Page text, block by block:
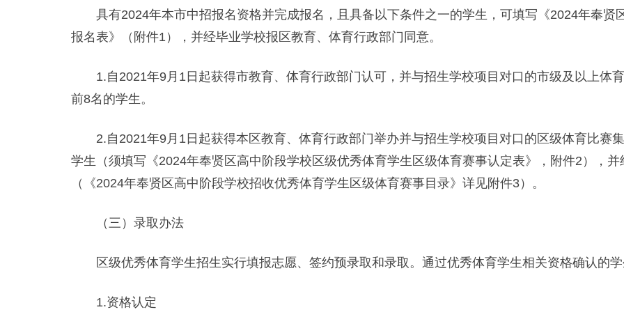
具有2024年本市中招报名资格并完成报名，且具备以下条件之一的学生，可填写《2024年奉贤
报名表》（附件1），并经毕业学校报区教育、体育行政部门同意。
1.自2021年9月1日起获得市教育、体育行政部门认可，并与招生学校项目对口的市级及以上体
前8名的学生。
2.自2021年9月1日起获得本区教育、体育行政部门举办并与招生学校项目对口的区级体育比赛
学生（须填写《2024年奉贤区高中阶段学校区级优秀体育学生区级体育赛事认定表》，附件2），
（《2024年奉贤区高中阶段学校招收优秀体育学生区级体育赛事目录》详见附件3）。
（三）录取办法
区级优秀体育学生招生实行填报志愿、签约预录取和录取。通过优秀体育学生相关资格确认的
1.资格认定